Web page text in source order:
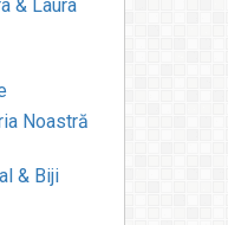
& Laura
Noastră
& Biji